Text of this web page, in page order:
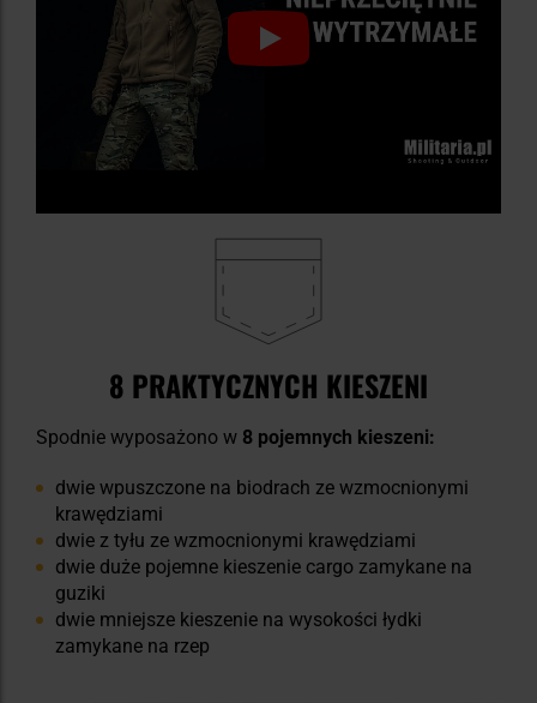
8 PRAKTYCZNYCH KIESZENI
Spodnie wyposażono w 8 pojemnych kieszeni:
dwie wpuszczone na biodrach ze wzmocnionymi
krawędziami
dwie z tyłu ze wzmocnionymi krawędziami
dwie duże pojemne kieszenie cargo zamykane na
guziki
dwie mniejsze kieszenie na wysokości łydki
zamykane na rzep